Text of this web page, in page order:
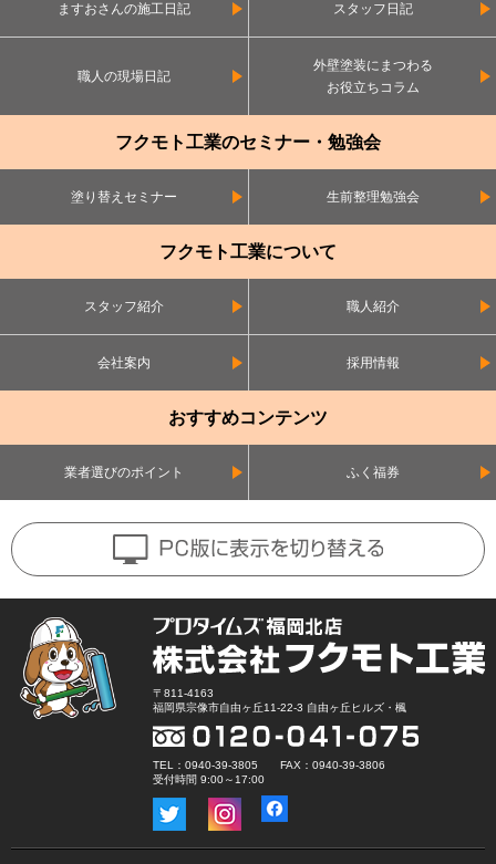
ますおさんの施工日記 スタッフ日記
職人の現場日記
外壁塗装にまつわる
お役立ちコラム
フクモト工業のセミナー・勉強会
塗り替えセミナー 生前整理勉強会
フクモト工業について
スタッフ紹介 職人紹介
会社案内 採用情報
おすすめコンテンツ
業者選びのポイント ふく福券
〒811-4163
福岡県宗像市自由ヶ丘11-22-3 自由ヶ丘ヒルズ・楓
TEL：0940-39-3805 FAX：0940-39-3806
受付時間 9:00～17:00